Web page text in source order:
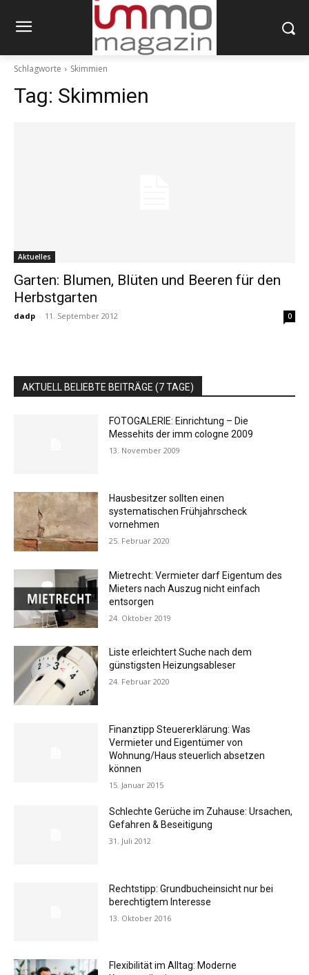
Schlagworte Skimmien
Tag: Skimmien
Aktuelles
Garten: Blumen, Blüten und Beeren für den
Herbstgarten
dadp - 11. September 2012 0
AKTUELL BELIEBTE BEITRÄGE (7 TAGE)
FOTOGALERIE: Einrichtung – Die
Messehits der imm cologne 2009
13. November 2009
Hausbesitzer sollten einen
systematischen Frühjahrscheck
vornehmen
25. Februar 2020
Mietrecht: Vermieter darf Eigentum des
Mieters nach Auszug nicht einfach
entsorgen
24. Oktober 2019
Liste erleichtert Suche nach dem
günstigsten Heizungsableser
24. Februar 2020
Finanztipp Steuererklärung: Was
Vermieter und Eigentümer von
Wohnung/Haus steuerlich absetzen
können
15. Januar 2015
Schlechte Gerüche im Zuhause: Ursachen,
Gefahren & Beseitigung
31. Juli 2012
Rechtstipp: Grundbucheinsicht nur bei
berechtigtem Interesse
13. Oktober 2016
Flexibilität im Alltag: Moderne